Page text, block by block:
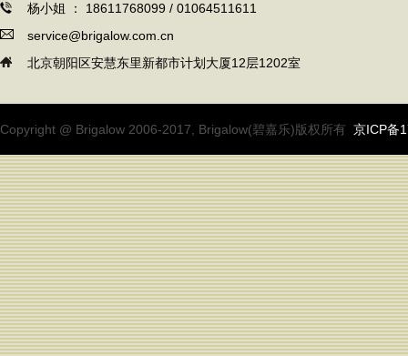
杨小姐 ： 18611768099 / 01064511611
service@brigalow.com.cn
北京朝阳区安慧东里新都市计划大厦12层1202室
Copyright @ Brigalow 2006-2017, Brigalow(碧嘉乐)版权所有 京ICP备